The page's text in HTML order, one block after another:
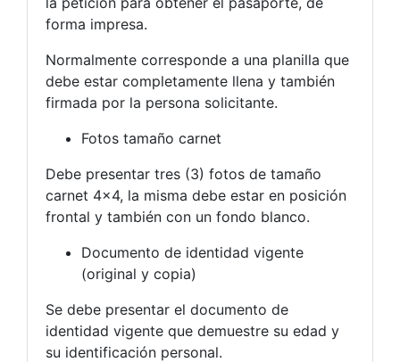
forma impresa.
Normalmente corresponde a una planilla que
debe estar completamente llena y también
firmada por la persona solicitante.
Fotos tamaño carnet
Debe presentar tres (3) fotos de tamaño
carnet 4×4, la misma debe estar en posición
frontal y también con un fondo blanco.
Documento de identidad vigente
(original y copia)
Se debe presentar el documento de
identidad vigente que demuestre su edad y
su identificación personal.